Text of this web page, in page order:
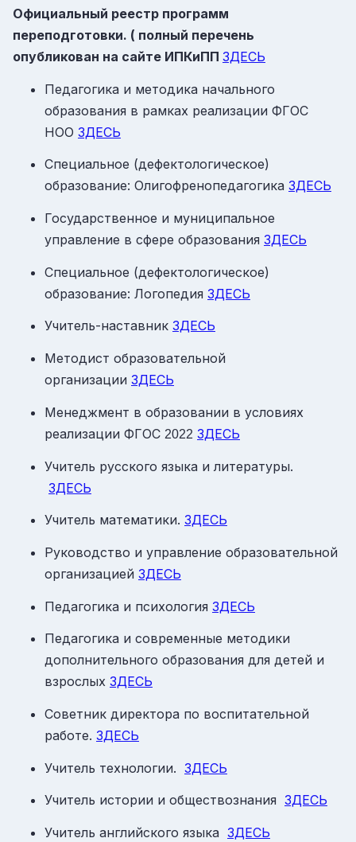
Официальный реестр программ
переподготовки. ( полный перечень
опубликован на сайте ИПКиПП ЗДЕСЬ
Педагогика и методика начального
образования в рамках реализации ФГОС
НОО ЗДЕСЬ
Специальное (дефектологическое)
образование: Олигофренопедагогика ЗДЕСЬ
Государственное и муниципальное
управление в сфере образования ЗДЕСЬ
Специальное (дефектологическое)
образование: Логопедия ЗДЕСЬ
Учитель-наставник ЗДЕСЬ
Методист образовательной
организации ЗДЕСЬ
Менеджмент в образовании в условиях
реализации ФГОС 2022 ЗДЕСЬ
Учитель русского языка и литературы.
ЗДЕСЬ
Учитель математики. ЗДЕСЬ
Руководство и управление образовательной
организацией ЗДЕСЬ
Педагогика и психология ЗДЕСЬ
Педагогика и современные методики
дополнительного образования для детей и
взрослых ЗДЕСЬ
Советник директора по воспитательной
работе. ЗДЕСЬ
Учитель технологии. ЗДЕСЬ
Учитель истории и обществознания ЗДЕСЬ
Учитель английского языка ЗДЕСЬ